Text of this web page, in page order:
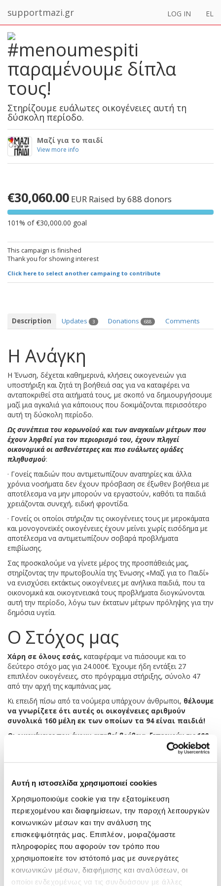
Αυτή η ιστοσελίδα χρησιμοποιεί cookies
Χρησιμοποιούμε cookie για την εξατομίκευση
περιεχομένου και διαφημίσεων, την παροχή λειτουργιών
κοινωνικών μέσων και την ανάλυση της
επισκεψιμότητάς μας. Επιπλέον, μοιραζόμαστε
πληροφορίες που αφορούν τον τρόπο που
χρησιμοποιείτε τον ιστότοπό μας με συνεργάτες
κοινωνικών μέσων, διαφήμισης και αναλύσεων, οι
οποίοι ενδεχομένως να τις συνδυάσουν με άλλες
supportmazi.gr LOG IN EL
#menoumespiti
παραμένουμε δίπλα
τους!
Στηρίζουμε ευάλωτες οικογένειες αυτή τη
δύσκολη περίοδο.
Μαζί για το παιδί
View more info
€30,060.00 EUR Raised by 688 donors
101% of €30,000.00 goal
This campaign is finished
Thank you for showing interest
Click here to select another campaing to contribute
Description Updates 3 Donations 688 Comments
Η Ανάγκη
Η Ένωση, δέχεται καθημερινά, κλήσεις οικογενειών για
υποστήριξη και ζητά τη βοήθειά σας για να καταφέρει να
ανταποκριθεί στα αιτήματά τους, με σκοπό να δημιουργήσουμε
μαζί μια αγκαλιά για κάποιους που δοκιμάζονται περισσότερο
αυτή τη δύσκολη περίοδο.
Ως συνέπεια του κορωνοϊού και των αναγκαίων μέτρων που
έχουν ληφθεί για τον περιορισμό του, έχουν πληγεί
οικονομικά οι ασθενέστερες και πιο ευάλωτες ομάδες
πληθυσμού:
· Γονείς παιδιών που αντιμετωπίζουν αναπηρίες και άλλα
χρόνια νοσήματα δεν έχουν πρόσβαση σε έξωθεν βοήθεια με
αποτέλεσμα να μην μπορούν να εργαστούν, καθότι τα παιδιά
χρειάζονται συνεχή, ειδική φροντίδα.
· Γονείς οι οποίοι στήριζαν τις οικογένειες τους με μεροκάματα
και μονογονεϊκές οικογένειες έχουν μείνει χωρίς εισόδημα με
αποτέλεσμα να αντιμετωπίζουν σοβαρά προβλήματα
επιβίωσης.
Σας προσκαλούμε να γίνετε μέρος της προσπάθειάς μας,
στηρίζοντας την πρωτοβουλία της Ένωσης «Μαζί για το Παιδί»
να ενισχύσει εκτάκτως οικογένειες με ανήλικα παιδιά, που τα
οικονομικά και οικογενειακά τους προβλήματα διογκώνονται
αυτή την περίοδο, λόγω των έκτατων μέτρων πρόληψης για την
δημόσια υγεία.
Ο Στόχος μας
Χάρη σε όλους εσάς, καταφέραμε να πιάσουμε και το
δεύτερο στόχο μας για 24.000€. Έχουμε ήδη εντάξει 27
επιπλέον οικογένειες, στο πρόγραμμα στήριξης, σύνολο 47
από την αρχή της καμπάνιας μας.
Κι επειδή πίσω από τα νούμερα υπάρχουν άνθρωποι, θέλουμε
να γνωρίζετε ότι αυτές οι οικογένειες αριθμούν
συνολικά 160 μέλη εκ των οποίων τα 94 είναι παιδιά!
Οι οικογένειες που έχουν αιτηθεί βοήθεια, ξεπερνούν τις 100.
Νέος στόχος 30.000€ ώστε να εντάξουμε τουλάχιστον 10
χωρίς βοήθεια!
Η Δέσμευσή μας
Η Ένωση δεσμεύεται να διαθέσει το 100% των χρημάτων
θα συγκεντρωθούν για τη βοήθεια ευάλωτων οικογενειών
χωρίς καμία παρακράτηση για τα λειτουργικά της έξοδα, ώστε
να βοηθήσουμε όσο περισσότερο κόσμο μπορούμε ενώνοντας
τις δυνάμεις μας ΜΑΖΙ.